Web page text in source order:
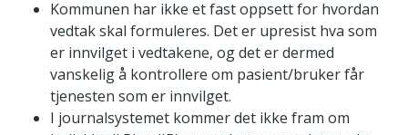
Kommunen har ikke et fast oppsett for hvordan
vedtak skal formuleres. Det er upresist hva som
er innvilget i vedtakene, og det er dermed
vanskelig å kontrollere om pasient/bruker får
tjenesten som er innvilget.
I journalsystemet kommer det ikke fram om